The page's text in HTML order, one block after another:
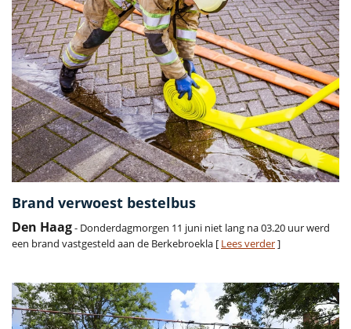
Brand verwoest bestelbus
Den Haag- Donderdagmorgen 11 juni niet lang na 03.20 uur werd
een brand vastgesteld aan de Berkebroekla [ Lees verder]